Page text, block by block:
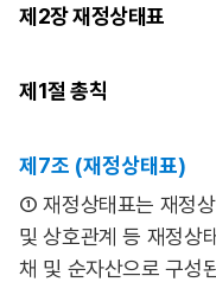
제2장재정상태표
제1절 총칙
제7조 (재정상태표)
① 재정상태표는 재정
및 상호관계 등 재정상
채 및 순자산으로 구성